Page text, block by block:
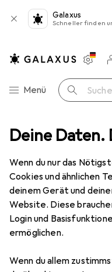
Deine Daten.
Wenn du nur das
Cookies und ähnlichen
deinem Gerät und
Website. Diese
Login und
ermöglichen.
Wenn du allem
Galaxus
Schneller finden
Navigation nach
Menü Suche
Smartphone Schutzfolie
Dipos
Preis in EUR inkl. MwSt.
EUR
6,49